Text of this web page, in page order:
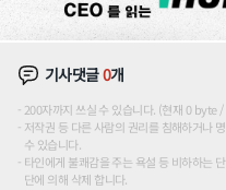
기사댓글0개
200자까지 쓰실 수 있습니다. (현재 0 byte
저작권 등 다른 사람의 권리를 침해하거나
수 있습니다.
타인에게 불쾌감을 주는 욕설 등 비하하는
단에 의해 삭제 합니다.